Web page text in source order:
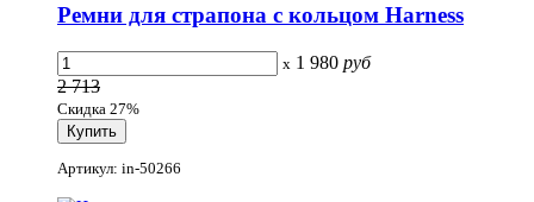
Ремни для страпона с кольцом Harness
x 1 980 руб
2 713
Скидка 27%
Артикул: in-50266